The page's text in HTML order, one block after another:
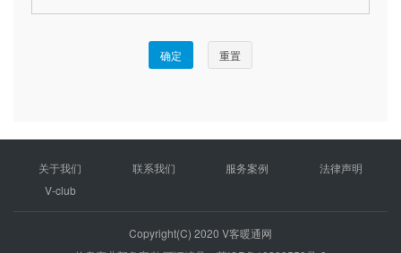
关于我们 联系我们 服务案例
法律声明
V-club
Copyright(C) 2020 V客暖通网